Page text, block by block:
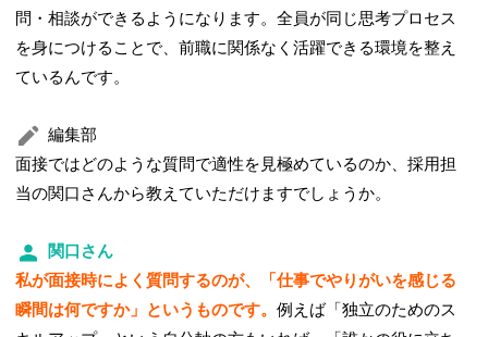
問・相談ができるようになります。全員が同じ思考プロセス
を身につけることで、前職に関係なく活躍できる環境を整え
ているんです。
編集部
面接ではどのような質問で適性を見極めているのか、採用担
当の関口さんから教えていただけますでしょうか。
関口さん
私が面接時によく質問するのが、「仕事でやりがいを感じる
瞬間は何ですか」というものです。例えば「独立のためのス